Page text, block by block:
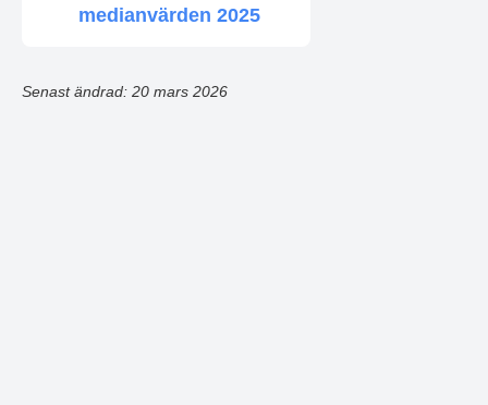
medianvärden 2025
Senast ändrad: 20 mars 2026